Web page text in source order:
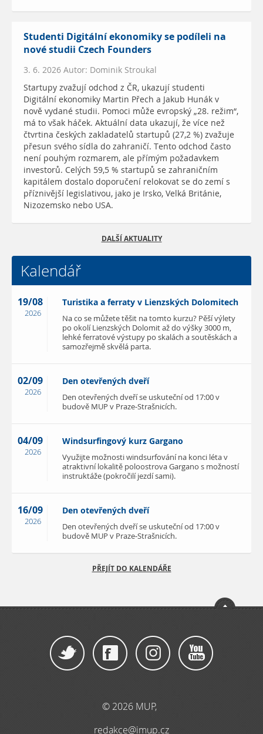
Studenti Digitální ekonomiky se podíleli na
nové studii Czech Founders
3. 6. 2026 Autor: Dominik Stroukal
Startupy zvažují odchod z ČR, ukazují studenti
Digitální ekonomiky Martin Přech a Jakub Hunák v
nově vydané studii. Pomoci může evropský „28. režim“,
má to však háček. Aktuální data ukazují, že více než
čtvrtina českých zakladatelů startupů (27,2 %) zvažuje
přesun svého sídla do zahraničí. Tento odchod často
není pouhým rozmarem, ale přímým požadavkem
investorů. Celých 59,5 % startupů se zahraničním
kapitálem dostalo doporučení relokovat se do zemí s
příznivější legislativou, jako je Irsko, Velká Británie,
Nizozemsko nebo USA.
DALŠÍ AKTUALITY
Kalendář
19/08
2026
Turistika a ferraty v Lienzských Dolomitech
Na co se můžete těšit na tomto kurzu? Pěší výlety
po okolí Lienzských Dolomit až do výšky 3000 m,
lehké ferratové výstupy po skalách a soutěskách a
samozřejmě skvělá parta.
02/09
2026
Den otevřených dveří
Den otevřených dveří se uskuteční od 17:00 v
budově MUP v Praze-Strašnicích.
04/09
2026
Windsurfingový kurz Gargano
Využijte možnosti windsurfování na konci léta v
atraktivní lokalitě poloostrova Gargano s možností
instruktáže (pokročilí jezdí sami).
16/09
2026
Den otevřených dveří
Den otevřených dveří se uskuteční od 17:00 v
budově MUP v Praze-Strašnicích.
PŘEJÍT DO KALENDÁŘE
© 2026 MUP,
redakce@imup.cz